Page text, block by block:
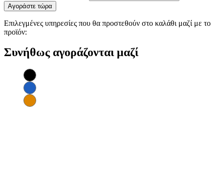
Αγοράστε τώρα
Επιλεγμένες υπηρεσίες που θα προστεθούν στο καλάθι μαζί με το
προϊόν:
Συνήθως αγοράζονται μαζί